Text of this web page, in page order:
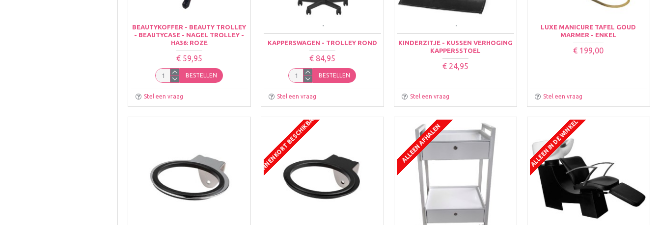
BEAUTYKOFFER - BEAUTY TROLLEY
- BEAUTYCASE - NAGEL TROLLEY -
HA36: ROZE
€ 59,95
BESTELLEN
Stel een vraag
-
KAPPERSWAGEN - TROLLEY ROND
€ 84,95
BESTELLEN
Stel een vraag
-
KINDERZITJE - KUSSEN VERHOGING
KAPPERSSTOEL
€ 24,95
Stel een vraag
LUXE MANICURE TAFEL GOUD
MARMER - ENKEL
€ 199,00
Stel een vraag
BINNENKORT BESCHIKBAAR ALLEEN AFHALEN ALLEEN IN DE WINKEL